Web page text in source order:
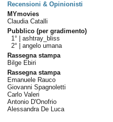
Recensioni & Opinionisti
MYmovies
Claudia Catalli
Pubblico (per gradimento)
1° | ashtray_bliss
2° | angelo umana
Rassegna stampa
Bilge Ebiri
Rassegna stampa
Emanuele Rauco
Giovanni Spagnoletti
Carlo Valeri
Antonio D'Onofrio
Alessandra De Luca